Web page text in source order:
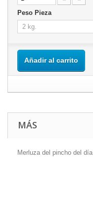
Peso Pieza
Añadir al carrito
MÁS
Merluza del pincho del día.